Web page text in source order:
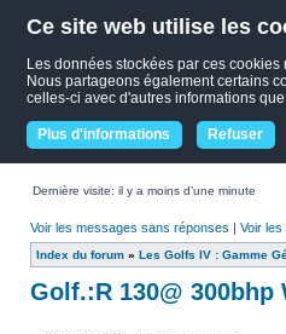
Ce site web utilise les
Les données stockées par ces
Nous partageons également certains
celles-ci avec d'autres informations
Plus d'informations Refuser
Dernière visite: il y a moins d’une minute
Voir les messages sans réponses | Voir
Index du forum » Les Golfs IV : Gamme
Golf.:R 130@ 300bhp